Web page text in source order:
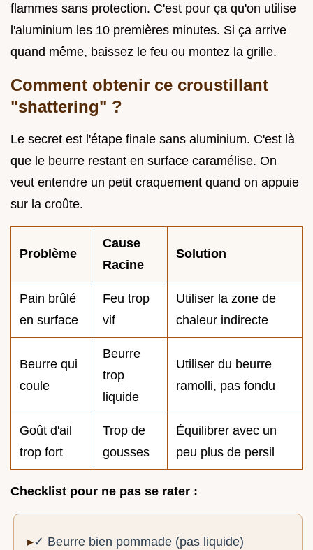
flammes sans protection. C'est pour ça qu'on utilise
l'aluminium les 10 premières minutes. Si ça arrive
quand même, baissez le feu ou montez la grille.
Comment obtenir ce croustillant
"shattering" ?
Le secret est l'étape finale sans aluminium. C'est là
que le beurre restant en surface caramélise. On
veut entendre un petit craquement quand on appuie
sur la croûte.
Problème
Cause
Racine
Solution
Pain brûlé
en surface
Feu trop
vif
Utiliser la zone de
chaleur indirecte
Beurre qui
coule
Beurre
trop
liquide
Utiliser du beurre
ramolli, pas fondu
Goût d'ail
trop fort
Trop de
gousses
Équilibrer avec un
peu plus de persil
Checklist pour ne pas se rater :
✓ Beurre bien pommade (pas liquide)